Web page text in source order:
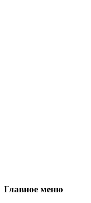
Главное меню